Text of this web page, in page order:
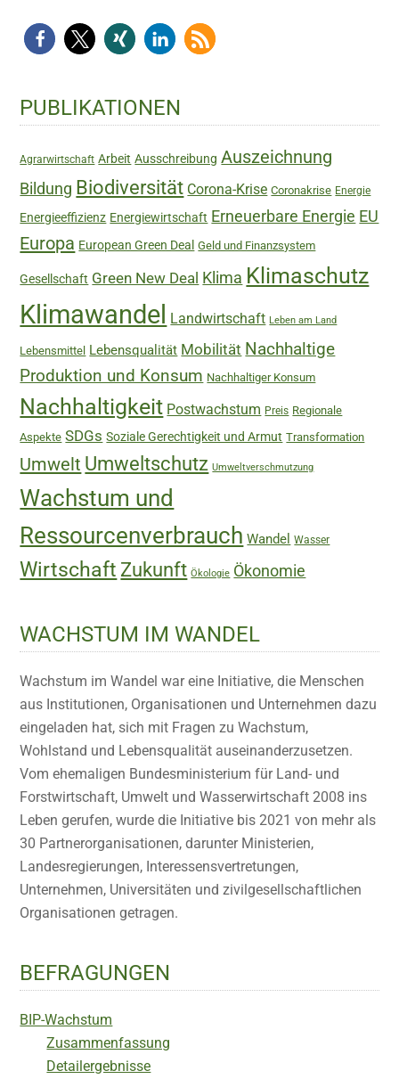
Haupt-
Sidebar
PUBLIKATIONEN
Agrarwirtschaft Arbeit Ausschreibung Auszeichnung
Bildung Biodiversität Corona-Krise Coronakrise Energie
Energieeffizienz Energiewirtschaft Erneuerbare Energie EU
Europa European Green Deal Geld und Finanzsystem
Gesellschaft Green New Deal Klima Klimaschutz
Klimawandel Landwirtschaft Leben am Land
Lebensmittel Lebensqualität Mobilität Nachhaltige
Produktion und Konsum Nachhaltiger Konsum
Nachhaltigkeit Postwachstum Preis Regionale
Aspekte SDGs Soziale Gerechtigkeit und Armut Transformation
Umwelt Umweltschutz Umweltverschmutzung
Wachstum und
Ressourcenverbrauch Wandel Wasser
Wirtschaft Zukunft Ökologie Ökonomie
WACHSTUM IM WANDEL
Wachstum im Wandel war eine Initiative, die Menschen
aus Institutionen, Organisationen und Unternehmen dazu
eingeladen hat, sich mit Fragen zu Wachstum,
Wohlstand und Lebensqualität auseinanderzusetzen.
Vom ehemaligen Bundesministerium für Land- und
Forstwirtschaft, Umwelt und Wasserwirtschaft 2008 ins
Leben gerufen, wurde die Initiative bis 2021 von mehr als
30 Partnerorganisationen, darunter Ministerien,
Landesregierungen, Interessensvertretungen,
Unternehmen, Universitäten und zivilgesellschaftlichen
Organisationen getragen.
BEFRAGUNGEN
BIP-Wachstum
Zusammenfassung
Detailergebnisse